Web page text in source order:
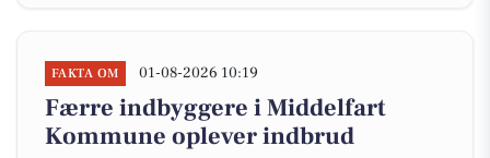
FAKTA OM 01-08-2026 10:19
Færre indbyggere i Middelfart
Kommune oplever indbrud